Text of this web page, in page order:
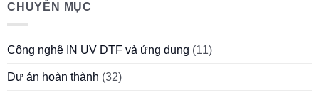
CHUYÊN MỤC
Công nghệ IN UV DTF và ứng dụng (11)
Dự án hoàn thành (32)